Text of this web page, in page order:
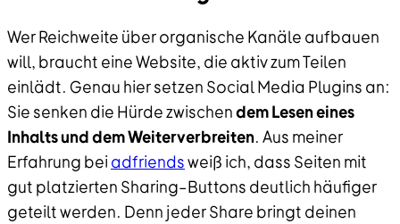
Wer Reichweite über organische Kanäle aufbauen
will, braucht eine Website, die aktiv zum Teilen
einlädt. Genau hier setzen Social Media Plugins an:
Sie senken die Hürde zwischendem Lesen eines
Inhalts und dem Weiterverbreiten. Aus meiner
Erfahrung bei adfriendsweiß ich, dass Seiten mit
gut platzierten Sharing–Buttons deutlich häufiger
geteilt werden. Denn jeder Share bringt deinen